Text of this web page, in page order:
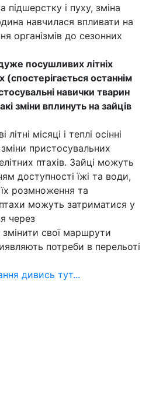
і пуху, зміна
навчилася впливати на
організмів до сезонних
посушливих літніх
(спостерігається останнім
навички тварин
зміни вплинуть на зайців
місяці і теплі осінні
пристосувальних
птахів. Зайці можуть
доступності їжі та води,
розмноження та
можуть затриматися у
через
свої маршрути
потреби в перельоті
дивись тут...